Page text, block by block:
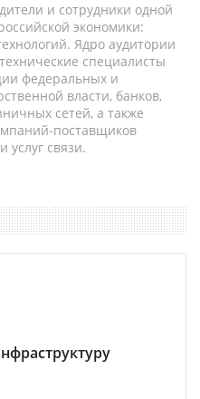
и сотрудники одной
экономики:
Ядро аудитории
специалисты
федеральных и
власти, банков,
сетей, а также
поставщиков
связи.